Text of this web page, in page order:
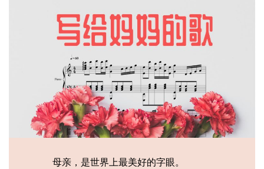
母亲，是世界上最美好的字眼。